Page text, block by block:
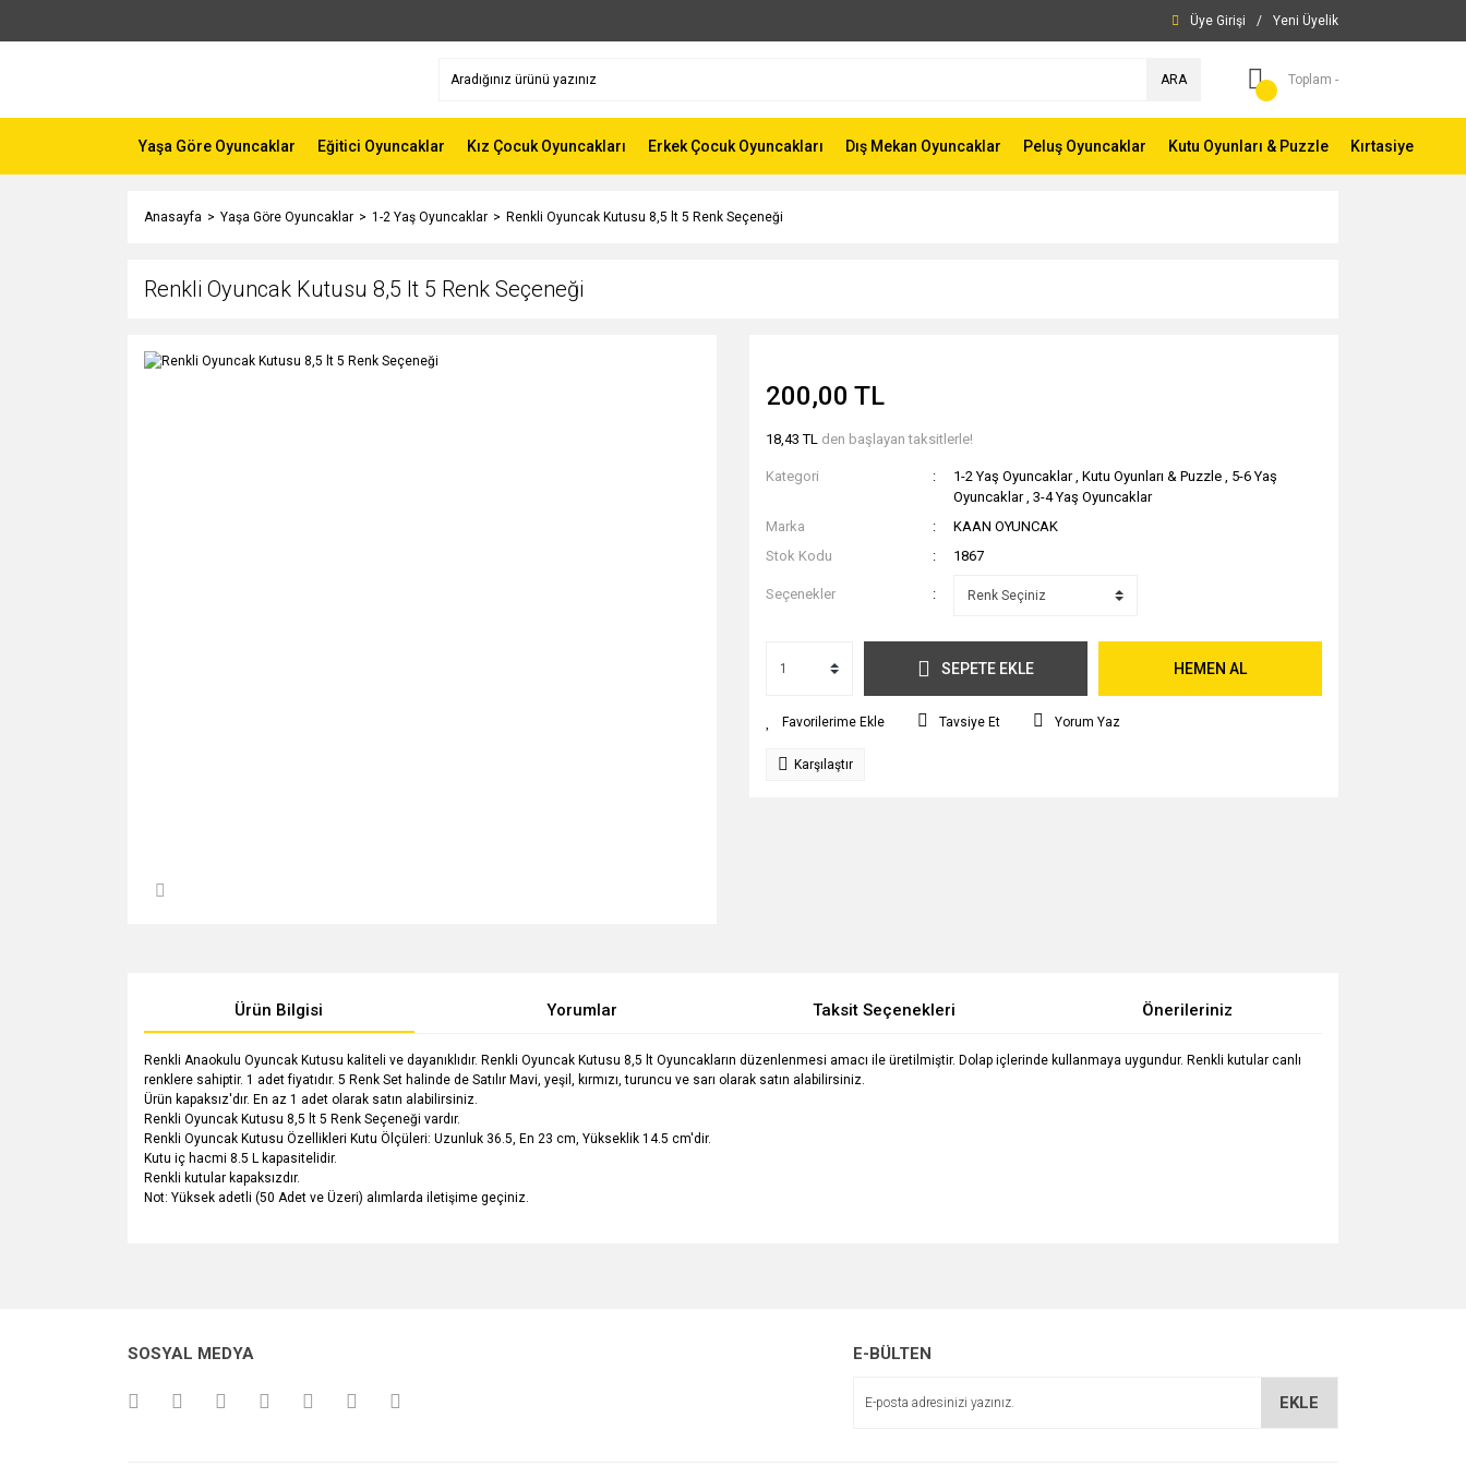
Üye Girişi / Yeni Üyelik
ARA Toplam -
Yaşa Göre Oyuncaklar Eğitici Oyuncaklar Kız Çocuk Oyuncakları Erkek Çocuk Oyuncakları Dış Mekan Oyuncaklar Peluş Oyuncaklar Kutu Oyunları & Puzzle Kırtasiye
Anasayfa Yaşa Göre Oyuncaklar 1-2 Yaş Oyuncaklar Renkli Oyuncak Kutusu 8,5 lt 5 Renk Seçeneği
Renkli Oyuncak Kutusu 8,5 lt 5 Renk Seçeneği
200,00 TL
18,43 TL den başlayan taksitlerle!
Kategori 1-2 Yaş Oyuncaklar , Kutu Oyunları & Puzzle , 5-6 Yaş
Oyuncaklar , 3-4 Yaş Oyuncaklar
Marka
KAAN OYUNCAK
Stok Kodu
1867
Seçenekler
SEPETE EKLE HEMEN AL
Tavsiye Et Yorum Yaz
Karşılaştır
Ürün Bilgisi Yorumlar Taksit Seçenekleri Önerileriniz
Renkli Anaokulu Oyuncak Kutusu kaliteli ve dayanıklıdır. Renkli Oyuncak Kutusu 8,5 lt Oyuncakların düzenlenmesi amacı ile üretilmiştir. Dolap içlerinde kullanmaya uygundur. Renkli kutular canlı
renklere sahiptir. 1 adet fiyatıdır. 5 Renk Set halinde de Satılır Mavi, yeşil, kırmızı, turuncu ve sarı olarak satın alabilirsiniz.
Ürün kapaksız'dır. En az 1 adet olarak satın alabilirsiniz.
Renkli Oyuncak Kutusu 8,5 lt 5 Renk Seçeneği vardır.
Renkli Oyuncak Kutusu Özellikleri Kutu Ölçüleri: Uzunluk 36.5, En 23 cm, Yükseklik 14.5 cm'dir.
Kutu iç hacmi 8.5 L kapasitelidir.
Renkli kutular kapaksızdır.
Not: Yüksek adetli (50 Adet ve Üzeri) alımlarda iletişime geçiniz.
Ürün açıklamasında eksik bilgiler bulunuyor.
SOSYAL MEDYA E-BÜLTEN
EKLE